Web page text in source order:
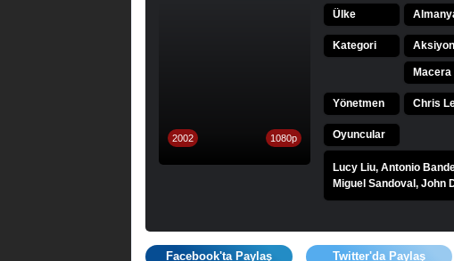
2002 1080p
Ülke
Kategori
Macera
Yönetmen Chris
Oyuncular
Lucy Liu, Antonio
Miguel Sandoval, John
Facebook'ta Paylaş Twitter'da Paylaş